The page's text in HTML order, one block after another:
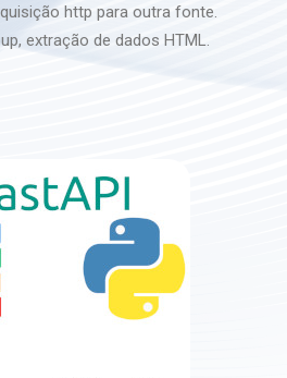
http para outra fonte.
extração de dados HTML.